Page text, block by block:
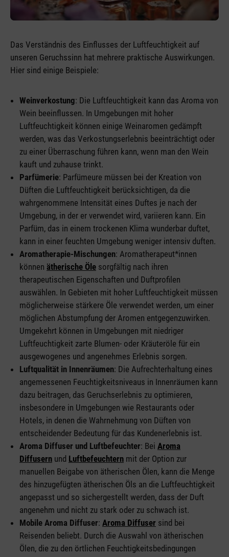
Das Verständnis des Einflusses der Luftfeuchtigkeit auf
unseren Geruchssinn hat mehrere praktische Auswirkungen.
Hier sind einige Beispiele:
Weinverkostung: Die Luftfeuchtigkeit kann das Aroma von
Wein beeinflussen. In Umgebungen mit hoher
Luftfeuchtigkeit können einige Weinaromen gedämpft
werden, was das Verkostungserlebnis beeinträchtigt oder
zu einer Überraschung führen kann, wenn man den Wein
kauft und zuhause trinkt.
Parfümerie: Parfümeure müssen bei der Kreation von
Düften die Luftfeuchtigkeit berücksichtigen, da die
wahrgenommene Intensität eines Duftes je nach der
Umgebung, in der er verwendet wird, variieren kann. Ein
Parfüm, das in einem trockenen Klima wunderbar duftet,
kann in einer feuchten Umgebung weniger intensiv duften.
Aromatherapie-Mischungen: Aromatherapeut*innen
können ätherische Öle sorgfältig nach ihren
therapeutischen Eigenschaften und Duftprofilen
auswählen. In Gebieten mit hoher Luftfeuchtigkeit müssen
möglicherweise stärkere Öle verwendet werden, um einer
möglichen Abstumpfung der Aromen entgegenzuwirken.
Umgekehrt können in Umgebungen mit niedriger
Luftfeuchtigkeit zarte Blumen- oder Kräuteröle für ein
ausgewogenes und angenehmes Erlebnis sorgen.
Luftqualität in Innenräumen: Die Aufrechterhaltung eines
angemessenen Feuchtigkeitsniveaus in Innenräumen kann
dazu beitragen, das Geruchserlebnis zu optimieren,
insbesondere in Umgebungen wie Restaurants oder
Hotels, in denen die Wahrnehmung von Düften von
entscheidender Bedeutung für das Kundenerlebnis ist.
Aroma Diffuser und Luftbefeuchter: Bei Aroma
Diffusern und Luftbefeuchtern mit der Option zur
manuellen Beigabe von ätherischen Ölen, kann die Menge
des hinzugefügten ätherischen Öls an die Luftfeuchtigkeit
angepasst und so sichergestellt werden, dass der Duft
angenehm und nicht zu stark oder zu schwach ist.
Mobile Aroma Diffuser: Aroma Diffuser sind bei
Reisenden beliebt. Durch die Auswahl von ätherischen
Ölen, die zu den örtlichen Feuchtigkeitsbedingungen